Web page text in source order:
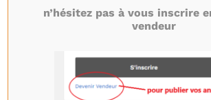
Description
Emplacement
n’hésitez pas à vous inscrire
vendeur